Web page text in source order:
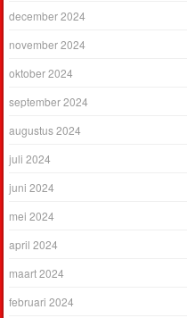
december 2024
november 2024
oktober 2024
september 2024
augustus 2024
juli 2024
juni 2024
mei 2024
april 2024
maart 2024
februari 2024